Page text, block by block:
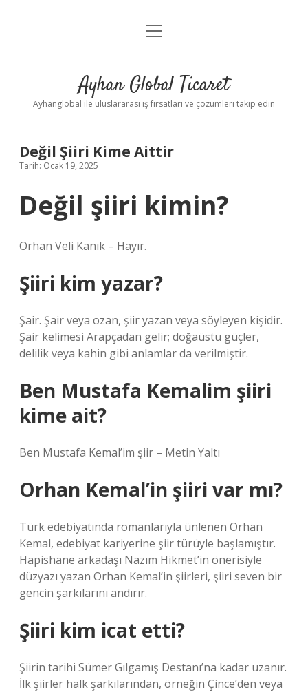
Anasayfa
Yasal Uyarı
menüyü
Ayhan Global Ticaret
Ayhanglobal ile uluslararası iş fırsatları ve çözümleri takip edin
Değil Şiiri Kime Aittir
Tarih: Ocak 19, 2025
Değil şiiri kimin?
Orhan Veli Kanık – Hayır.
Şiiri kim yazar?
Şair. Şair veya ozan, şiir yazan veya söyleyen kişidir.
Şair kelimesi Arapçadan gelir; doğaüstü güçler,
delilik veya kahin gibi anlamlar da verilmiştir.
Ben Mustafa Kemalim şiiri
kime ait?
Ben Mustafa Kemal’im şiir – Metin Yaltı
Orhan Kemal’in şiiri var mı?
Türk edebiyatında romanlarıyla ünlenen Orhan
Kemal, edebiyat kariyerine şiir türüyle başlamıştır.
Hapishane arkadaşı Nazım Hikmet’in önerisiyle
düzyazı yazan Orhan Kemal’in şiirleri, şiiri seven bir
gencin şarkılarını andırır.
Şiiri kim icat etti?
Şiirin tarihi Sümer Gılgamış Destanı’na kadar uzanır.
İlk şiirler halk şarkılarından, örneğin Çince’den veya